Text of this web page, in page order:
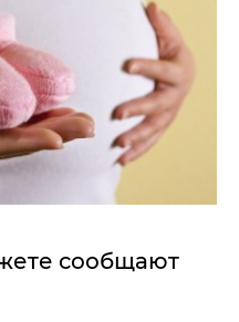
сообщают